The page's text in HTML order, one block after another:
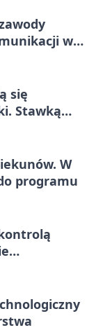
w
się
Stawką
W
programu